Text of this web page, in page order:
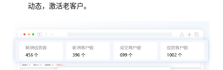
动态，激活老客户。